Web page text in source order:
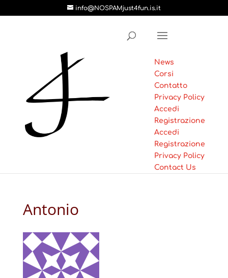
info@NOSPAMjust4fun.is.it
News
Corsi
Contatto
Privacy Policy
Accedi
Registrazione
Accedi
Registrazione
Privacy Policy
Contact Us
Antonio